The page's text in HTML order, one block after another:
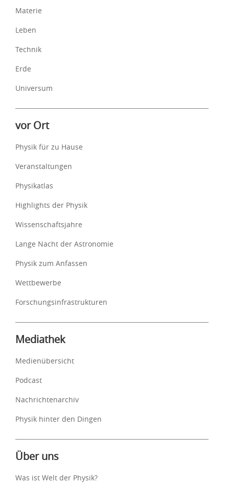
Materie
Leben
Technik
Erde
Universum
vor Ort
Physik für zu Hause
Veranstaltungen
Physikatlas
Highlights der Physik
Wissenschaftsjahre
Lange Nacht der Astronomie
Physik zum Anfassen
Wettbewerbe
Forschungsinfrastrukturen
Mediathek
Medienübersicht
Podcast
Nachrichtenarchiv
Physik hinter den Dingen
Über uns
Was ist Welt der Physik?